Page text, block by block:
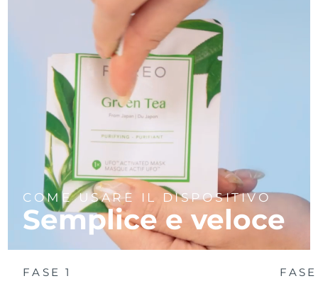
COME USARE IL DISPOSITIVO
Semplice e veloce
FASE 1